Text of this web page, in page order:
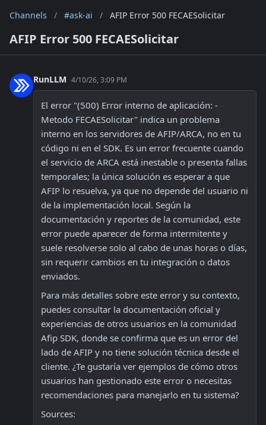
Channels / #ask-ai / AFIP Error 500 FECAESolicitar
AFIP Error 500 FECAESolicitar
RunLLM 4/10/26, 3:09 PM
El error "(500) Error interno de aplicación: -
Metodo FECAESolicitar" indica un problema
interno en los servidores de AFIP/ARCA, no en tu
código ni en el SDK. Es un error frecuente cuando
el servicio de ARCA está inestable o presenta fallas
temporales; la única solución es esperar a que
AFIP lo resuelva, ya que no depende del usuario ni
de la implementación local. Según la
documentación y reportes de la comunidad, este
error puede aparecer de forma intermitente y
suele resolverse solo al cabo de unas horas o días,
sin requerir cambios en tu integración o datos
enviados.
Para más detalles sobre este error y su contexto,
puedes consultar la documentación oficial y
experiencias de otros usuarios en la comunidad
Afip SDK, donde se confirma que es un error del
lado de AFIP y no tiene solución técnica desde el
cliente. ¿Te gustaría ver ejemplos de cómo otros
usuarios han gestionado este error o necesitas
recomendaciones para manejarlo en tu sistema?
Sources: